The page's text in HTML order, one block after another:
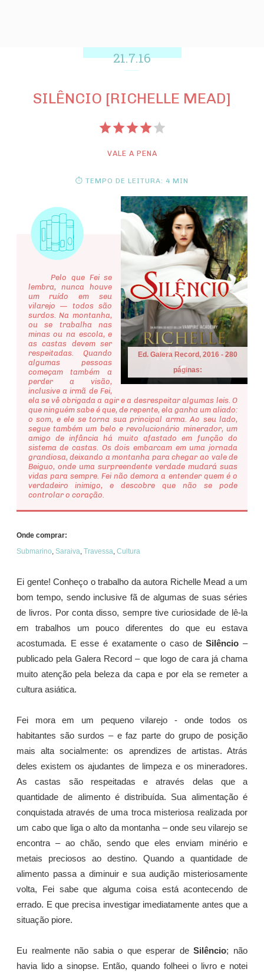
21.7.16
SILÊNCIO [RICHELLE MEAD]
VALE A PENA
⏱ TEMPO DE LEITURA: 4 MIN
Ed. Galera Record, 2016 - 280
páginas:
Pelo que Fei se
lembra, nunca houve
um ruído em seu
vilarejo — todos são
surdos. Na montanha,
ou se trabalha nas
minas ou na escola, e
as castas devem ser
respeitadas. Quando
algumas pessoas
começam também a
perder a visão,
inclusive a irmã de Fei,
ela se vê obrigada a agir e a desrespeitar algumas leis. O
que ninguém sabe é que, de repente, ela ganha um aliado:
o som, e ele se torna sua principal arma. Ao seu lado,
segue também um belo e revolucionário minerador, um
amigo de infância há muito afastado em função do
sistema de castas. Os dois embarcam em uma jornada
grandiosa, deixando a montanha para chegar ao vale de
Beiguo, onde uma surpreendente verdade mudará suas
vidas para sempre. Fei não demora a entender quem é o
verdadeiro inimigo, e descobre que não se pode
controlar o coração.
Onde comprar:
Submarino Saraiva Travessa Cultura
Ei gente! Conheço o trabalho da autora Richelle Mead a um
bom tempo, sendo inclusive fã de algumas de suas séries
de livros. Por conta disso, sempre tive curiosidade de lê-la
em trabalhos um pouco diferentes do que eu estava
acostumada. E esse é exatamente o caso deSilêncio –
publicado pela Galera Record – que logo de cara já chama
muito atenção pela beleza da capa e por ela se remeter a
cultura asiática.
Fei mora em um pequeno vilarejo - onde todos os
habitantes são surdos – e faz parte do grupo de posição
mais alta socialmente: os aprendizes de artistas. Atrás
deles existem os ajudantes de limpeza e os mineradores.
As castas são respeitadas e através delas que a
quantidade de alimento é distribuída. Sua alimentação é
conquistada através de uma troca misteriosa realizada por
um cabo que liga o alto da montanha – onde seu vilarejo se
encontra – ao chão, sendo que eles enviam minério e
metais preciosos ao destino. Quando a quantidade de
alimento passa a diminuir e sua audição misteriosamente
volta, Fei sabe que alguma coisa está acontecendo de
errado. E que precisa investigar imediatamente antes que a
situação piore.
Eu realmente não sabia o que esperar deSilêncio; não
havia lido a sinopse. Então, quando folheei o livro e notei